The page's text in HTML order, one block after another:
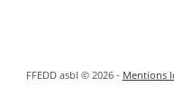
FFEDD asbl © 2026 - Mentions